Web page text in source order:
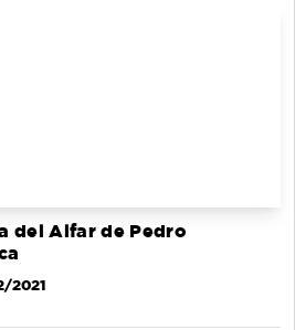
del Alfar de Pedro
2021